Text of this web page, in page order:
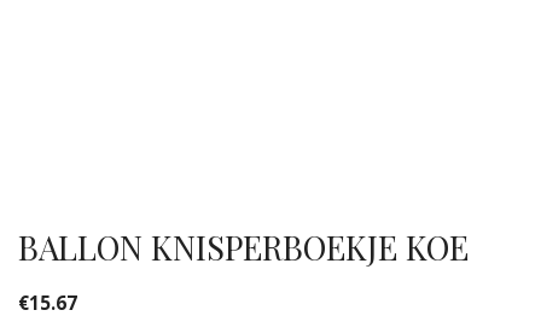
BALLON KNISPERBOEKJE KOE
€15.67